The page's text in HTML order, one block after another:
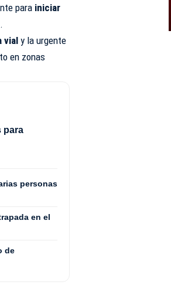
para iniciar
vial y la urgente
en zonas
para
personas
en el
de